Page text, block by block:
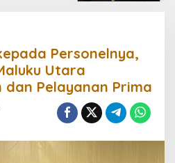
Personelnya,
Utara
dan Pelayanan Prima